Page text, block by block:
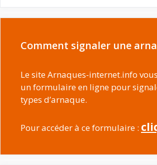
Comment signaler une
Le site Arnaques-internet.info
un formulaire en ligne pour
types d’arnaque.
Pour accéder à ce formulaire :